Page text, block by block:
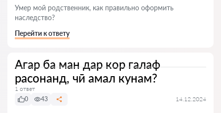
Умер мой родственник, как правильно оформить
наследство?
Перейти к ответу
Агар ба ман дар кор галаф
расонанд, чӣ амал кунам?
1 ответ
0
43 14.12.2024